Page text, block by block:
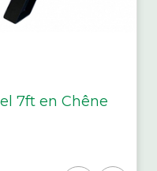
7ft en Chêne